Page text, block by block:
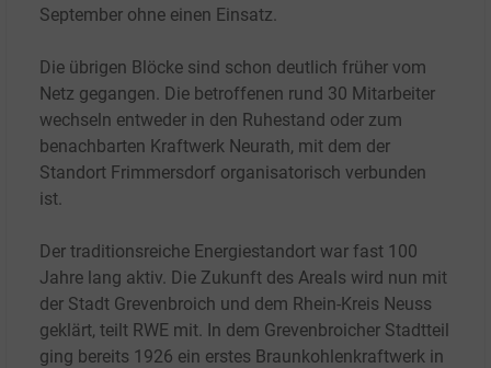
September ohne einen Einsatz.
Die übrigen Blöcke sind schon deutlich früher vom
Netz gegangen. Die betroffenen rund 30 Mitarbeiter
wechseln entweder in den Ruhestand oder zum
benachbarten Kraftwerk Neurath, mit dem der
Standort Frimmersdorf organisatorisch verbunden
ist.
Der traditionsreiche Energiestandort war fast 100
Jahre lang aktiv. Die Zukunft des Areals wird nun mit
der Stadt Grevenbroich und dem Rhein-Kreis Neuss
geklärt, teilt RWE mit. In dem Grevenbroicher Stadtteil
ging bereits 1926 ein erstes Braunkohlenkraftwerk in